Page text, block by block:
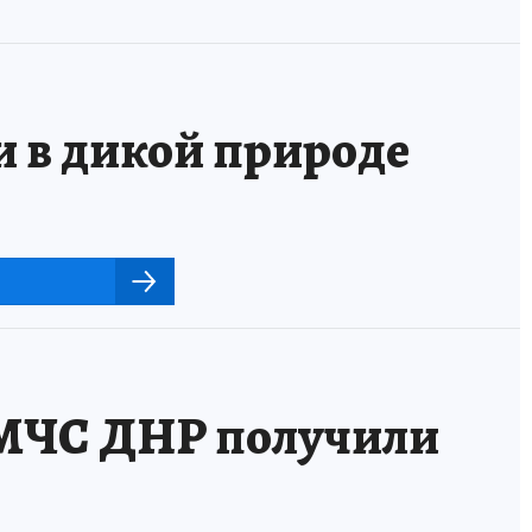
в дикой природе
ДНР получили